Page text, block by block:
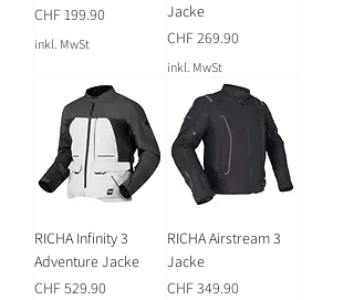
Preis
CHF 199.90
inkl. MwSt
Jacke
Preis
CHF 269.90
inkl. MwSt
RICHA Infinity 3
Adventure Jacke
Preis
CHF 529.90
RICHA Airstream 3
Jacke
Preis
CHF 349.90